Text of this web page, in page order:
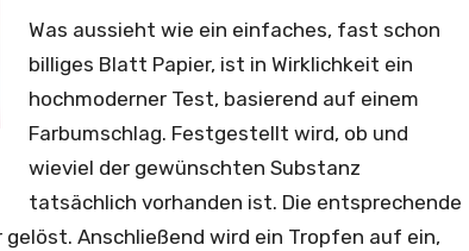
Was aussieht wie ein einfaches, fast schon
billiges Blatt Papier, ist in Wirklichkeit ein
hochmoderner Test, basierend auf einem
Farbumschlag. Festgestellt wird, ob und
wieviel der gewünschten Substanz
tatsächlich vorhanden ist. Die entsprechende
Anschließend wird ein Tropfen auf ein,